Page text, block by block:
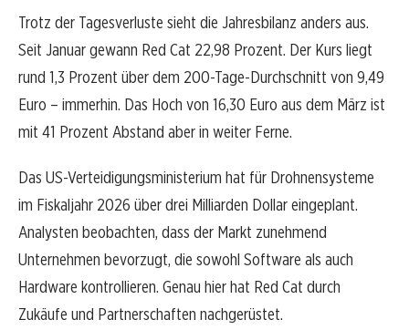
Trotz der Tagesverluste sieht die Jahresbilanz anders aus.
Seit Januar gewann Red Cat 22,98 Prozent. Der Kurs liegt
rund 1,3 Prozent über dem 200-Tage-Durchschnitt von 9,49
Euro – immerhin. Das Hoch von 16,30 Euro aus dem März ist
mit 41 Prozent Abstand aber in weiter Ferne.
Das US-Verteidigungsministerium hat für Drohnensysteme
im Fiskaljahr 2026 über drei Milliarden Dollar eingeplant.
Analysten beobachten, dass der Markt zunehmend
Unternehmen bevorzugt, die sowohl Software als auch
Hardware kontrollieren. Genau hier hat Red Cat durch
Zukäufe und Partnerschaften nachgerüstet.